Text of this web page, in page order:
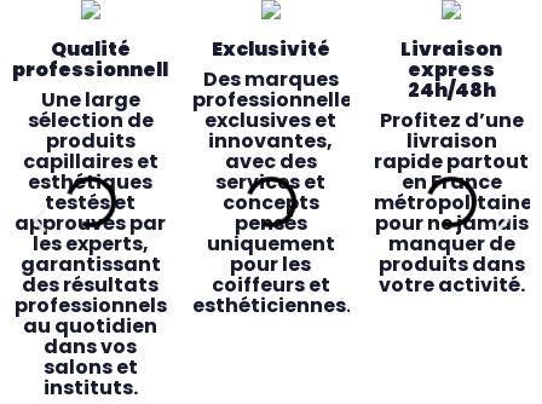
Qualité
professionnelle
Une large
sélection de
produits
capillaires et
esthétiques
testés et
approuvés par
les experts,
garantissant
des résultats
professionnels
au quotidien
dans vos
salons et
instituts.
Exclusivité
Des marques
professionnelles
exclusives et
innovantes,
avec des
services et
concepts
pensés
uniquement
pour les
coiffeurs et
esthéticiennes.
Livraison
express
24h/48h
Profitez d’une
livraison
rapide partout
en France
métropolitaine
pour ne jamais
manquer de
produits dans
votre activité.